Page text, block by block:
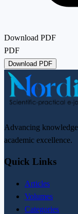
Download PDF
PDF
Download PDF
Advancing
academic excellence.
Quick Links
Articles
Volumes
Categories